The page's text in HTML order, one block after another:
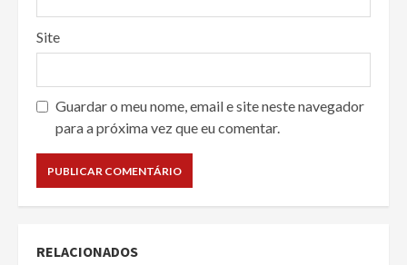
Site
Guardar o meu nome, email e site neste navegador
para a próxima vez que eu comentar.
RELACIONADOS